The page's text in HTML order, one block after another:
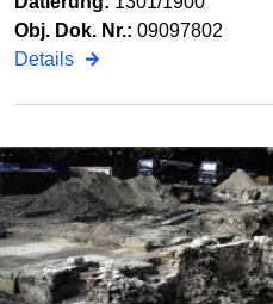
Obj. Dok. Nr.: 09097802
Details